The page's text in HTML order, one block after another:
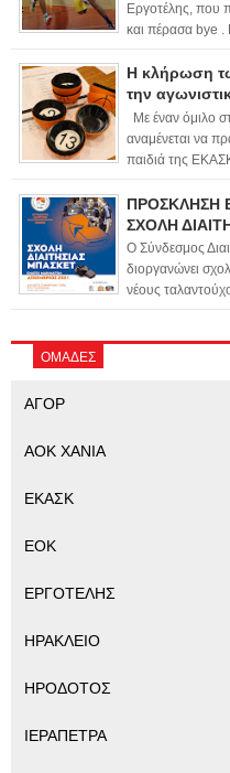
Εργοτέλης, που
και πέρασα bye .
Η κλήρωση
την
Με έναν όμιλο
αναμένεται να
παιδιά της
ΠΡΟΣΚΛΗΣΗ
ΣΧΟΛΗ
Ο Σύνδεσμος
διοργανώνει
νέους
ΟΜΑΔΕΣ
ΑΓΟΡ
ΑΟΚ ΧΑΝΙΑ
ΕΚΑΣΚ
ΕΟΚ
ΕΡΓΟΤΕΛΗΣ
ΗΡΑΚΛΕΙΟ
ΗΡΟΔΟΤΟΣ
ΙΕΡΑΠΕΤΡΑ